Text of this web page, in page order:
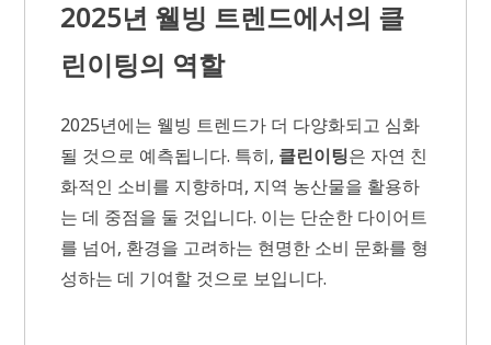
2025년 웰빙 트렌드에서의 클
린이팅의 역할
2025년에는 웰빙 트렌드가 더 다양화되고 심화
될 것으로 예측됩니다. 특히, 클린이팅은 자연 친
화적인 소비를 지향하며, 지역 농산물을 활용하
는 데 중점을 둘 것입니다. 이는 단순한 다이어트
를 넘어, 환경을 고려하는 현명한 소비 문화를 형
성하는 데 기여할 것으로 보입니다.